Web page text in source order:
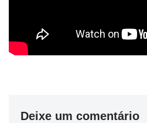
Deixe um comentário